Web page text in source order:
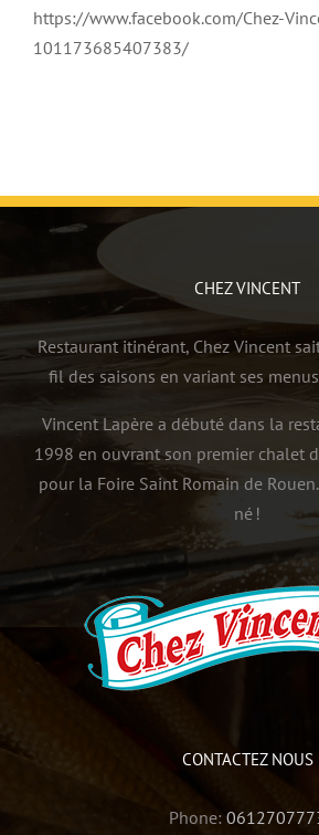
https://www.facebook.com/Chez-
101173685407383/
CHEZ VINCENT
Restaurant itinérant, Chez Vincent
fil des saisons en variant ses
Vincent Lapère a débuté dans la
1998 en ouvrant son premier chalet
pour la Foire Saint Romain de
né !
CONTACTEZ NOUS
Phone: